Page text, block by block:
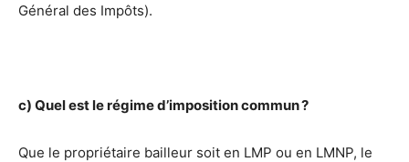
Général des Impôts).
c) Quel est le régime d’imposition commun ?
Que le propriétaire bailleur soit en LMP ou en LMNP, le